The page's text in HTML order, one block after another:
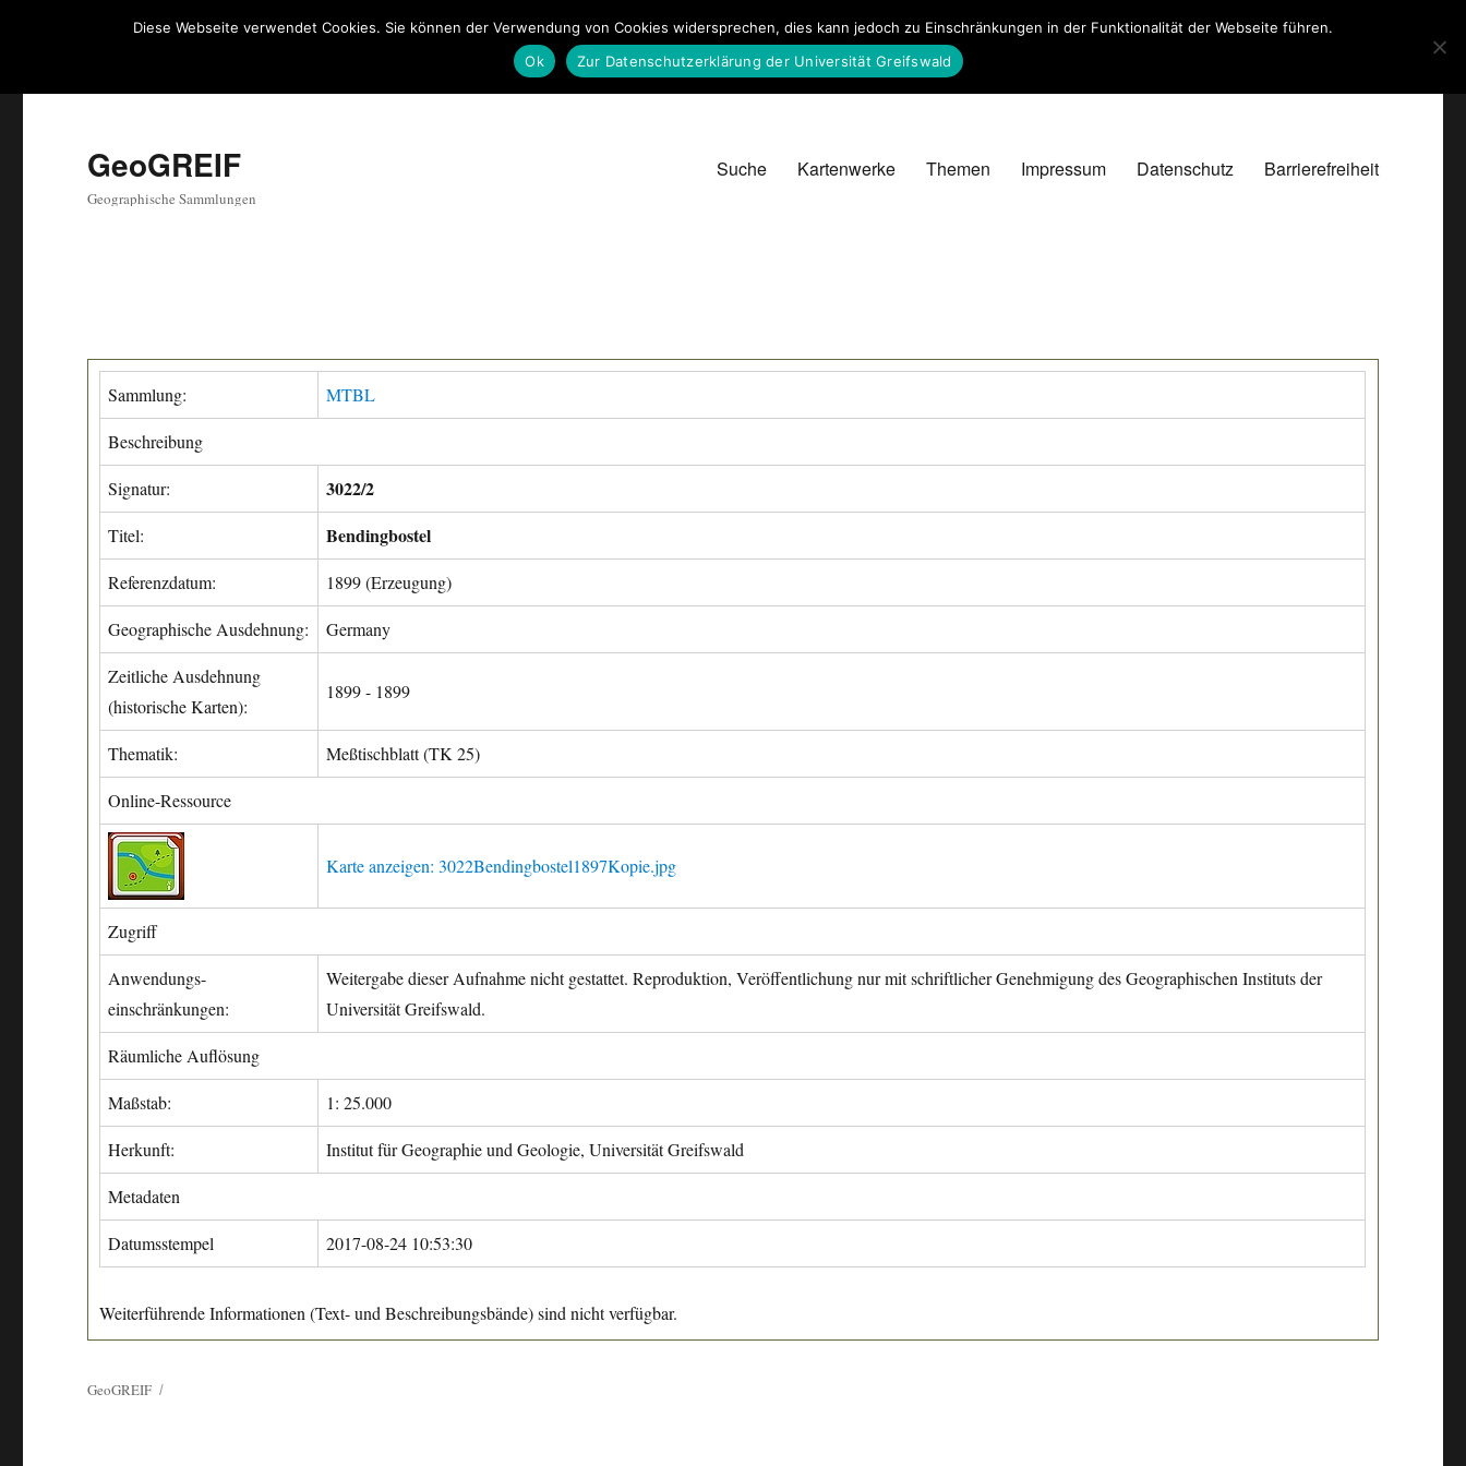
GeoGREIF
Geographische Sammlungen
Suche Kartenwerke Themen Impressum Datenschutz Barrierefreiheit
Sammlung: MTBL
Beschreibung
Signatur: 3022/2
Titel: Bendingbostel
Referenzdatum: 1899 (Erzeugung)
Geographische Ausdehnung: Germany
Zeitliche Ausdehnung
(historische Karten):
1899 - 1899
Thematik: Meßtischblatt (TK 25)
Online-Ressource
Karte anzeigen: 3022Bendingbostel1897Kopie.jpg
Zugriff
Anwendungs-
einschränkungen:
Weitergabe dieser Aufnahme nicht gestattet. Reproduktion, Veröffentlichung nur mit schriftlicher Genehmigung des Geographischen Instituts der
Universität Greifswald.
Räumliche Auflösung
Maßstab: 1: 25.000
Herkunft: Institut für Geographie und Geologie, Universität Greifswald
Metadaten
Datumsstempel 2017-08-24 10:53:30
Weiterführende Informationen (Text- und Beschreibungsbände) sind nicht verfügbar.
GeoGREIF
Diese Webseite verwendet Cookies. Sie können der Verwendung von Cookies widersprechen, dies kann jedoch zu Einschränkungen in der Funktionalität der Webseite führen.
Ok
Zur Datenschutzerklärung der Universität Greifswald